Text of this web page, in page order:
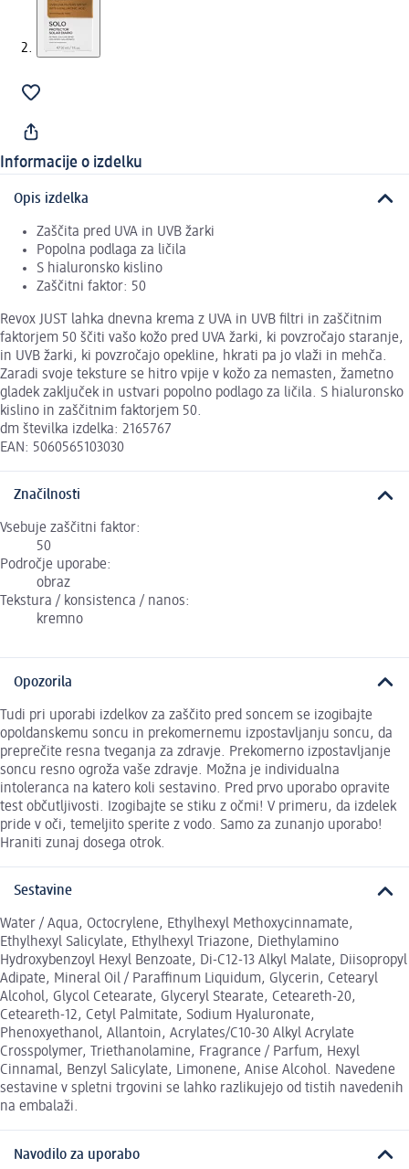
Informacije o izdelku
Opis izdelka
Zaščita pred UVA in UVB žarki
Popolna podlaga za ličila
S hialuronsko kislino
Zaščitni faktor: 50
Revox JUST lahka dnevna krema z UVA in UVB filtri in zaščitnim
faktorjem 50 ščiti vašo kožo pred UVA žarki, ki povzročajo staranje,
in UVB žarki, ki povzročajo opekline, hkrati pa jo vlaži in mehča.
Zaradi svoje teksture se hitro vpije v kožo za nemasten, žametno
gladek zaključek in ustvari popolno podlago za ličila. S hialuronsko
kislino in zaščitnim faktorjem 50.
dm številka izdelka: 2165767
EAN: 5060565103030
Značilnosti
Vsebuje zaščitni faktor:
50
Področje uporabe:
obraz
Tekstura / konsistenca / nanos:
kremno
Opozorila
Tudi pri uporabi izdelkov za zaščito pred soncem se izogibajte
opoldanskemu soncu in prekomernemu izpostavljanju soncu, da
preprečite resna tveganja za zdravje. Prekomerno izpostavljanje
soncu resno ogroža vaše zdravje. Možna je individualna
intoleranca na katero koli sestavino. Pred prvo uporabo opravite
test občutljivosti. Izogibajte se stiku z očmi! V primeru, da izdelek
pride v oči, temeljito sperite z vodo. Samo za zunanjo uporabo!
Hraniti zunaj dosega otrok.
Sestavine
Water / Aqua, Octocrylene, Ethylhexyl Methoxycinnamate,
Ethylhexyl Salicylate, Ethylhexyl Triazone, Diethylamino
Hydroxybenzoyl Hexyl Benzoate, Di-C12-13 Alkyl Malate, Diisopropyl
Adipate, Mineral Oil / Paraffinum Liquidum, Glycerin, Cetearyl
Alcohol, Glycol Cetearate, Glyceryl Stearate, Ceteareth-20,
Ceteareth-12, Cetyl Palmitate, Sodium Hyaluronate,
Phenoxyethanol, Allantoin, Acrylates/C10-30 Alkyl Acrylate
Crosspolymer, Triethanolamine, Fragrance / Parfum, Hexyl
Cinnamal, Benzyl Salicylate, Limonene, Anise Alcohol. Navedene
sestavine v spletni trgovini se lahko razlikujejo od tistih navedenih
na embalaži.
Navodilo za uporabo